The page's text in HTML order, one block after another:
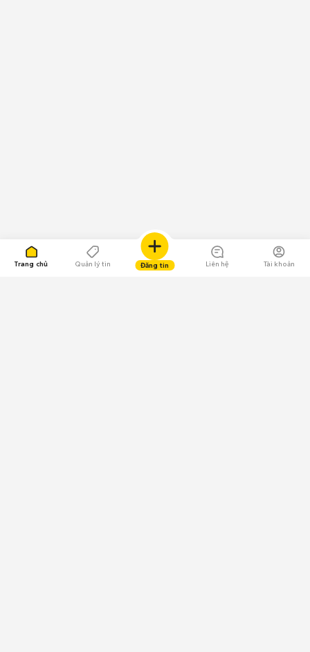
Trang chủ Quản lý tin Đăng tin Liên hệ Tài khoản